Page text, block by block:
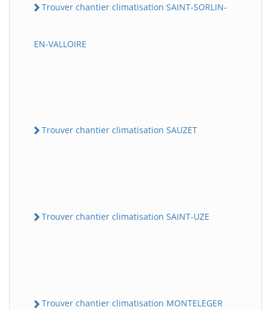
Trouver chantier climatisation SAINT-SORLIN-
EN-VALLOIRE
Trouver chantier climatisation SAUZET
Trouver chantier climatisation SAINT-UZE
Trouver chantier climatisation MONTELEGER